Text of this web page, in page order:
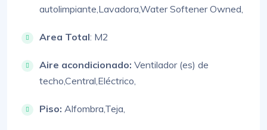
autolimpiante,Lavadora,Water Softener Owned,
Area Total: M2
Aire acondicionado: Ventilador (es) de
techo,Central,Eléctrico,
Piso: Alfombra,Teja,